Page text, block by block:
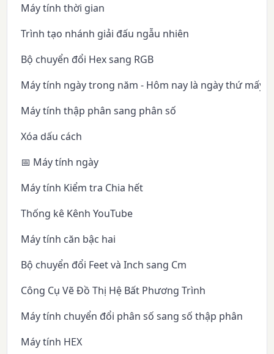
Máy tính thời gian
Trình tạo nhánh giải đấu ngẫu nhiên
Bộ chuyển đổi Hex sang RGB
Máy tính ngày trong năm - Hôm nay là ngày thứ mấy
Máy tính thập phân sang phân số
Xóa dấu cách
📅 Máy tính ngày
Máy tính Kiểm tra Chia hết
Thống kê Kênh YouTube
Máy tính căn bậc hai
Bộ chuyển đổi Feet và Inch sang Cm
Công Cụ Vẽ Đồ Thị Hệ Bất Phương Trình
Máy tính chuyển đổi phân số sang số thập phân
Máy tính HEX